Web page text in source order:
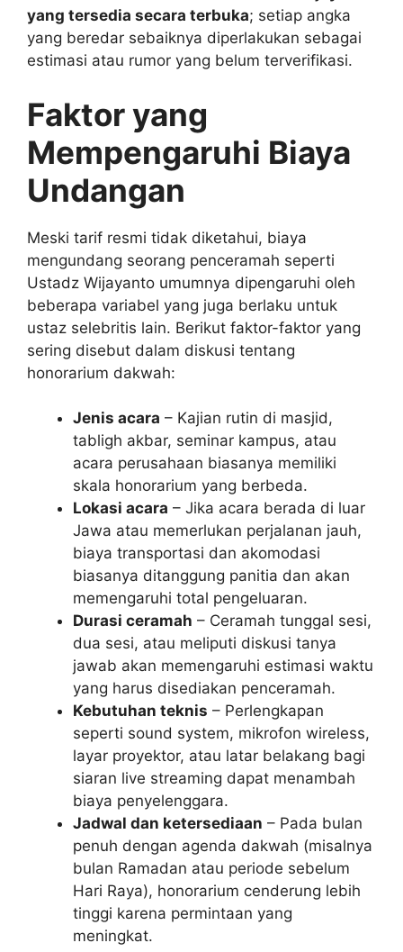
yang tersedia secara terbuka; setiap angka
yang beredar sebaiknya diperlakukan sebagai
estimasi atau rumor yang belum terverifikasi.
Faktor yang
Mempengaruhi Biaya
Undangan
Meski tarif resmi tidak diketahui, biaya
mengundang seorang penceramah seperti
Ustadz Wijayanto umumnya dipengaruhi oleh
beberapa variabel yang juga berlaku untuk
ustaz selebritis lain. Berikut faktor-faktor yang
sering disebut dalam diskusi tentang
honorarium dakwah:
Jenis acara – Kajian rutin di masjid,
tabligh akbar, seminar kampus, atau
acara perusahaan biasanya memiliki
skala honorarium yang berbeda.
Lokasi acara – Jika acara berada di luar
Jawa atau memerlukan perjalanan jauh,
biaya transportasi dan akomodasi
biasanya ditanggung panitia dan akan
memengaruhi total pengeluaran.
Durasi ceramah – Ceramah tunggal sesi,
dua sesi, atau meliputi diskusi tanya
jawab akan memengaruhi estimasi waktu
yang harus disediakan penceramah.
Kebutuhan teknis – Perlengkapan
seperti sound system, mikrofon wireless,
layar proyektor, atau latar belakang bagi
siaran live streaming dapat menambah
biaya penyelenggara.
Jadwal dan ketersediaan – Pada bulan
penuh dengan agenda dakwah (misalnya
bulan Ramadan atau periode sebelum
Hari Raya), honorarium cenderung lebih
tinggi karena permintaan yang
meningkat.